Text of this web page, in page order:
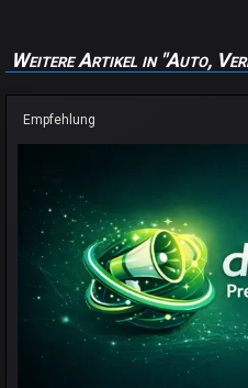
Weitere Artikel in "Auto,
Empfehlung